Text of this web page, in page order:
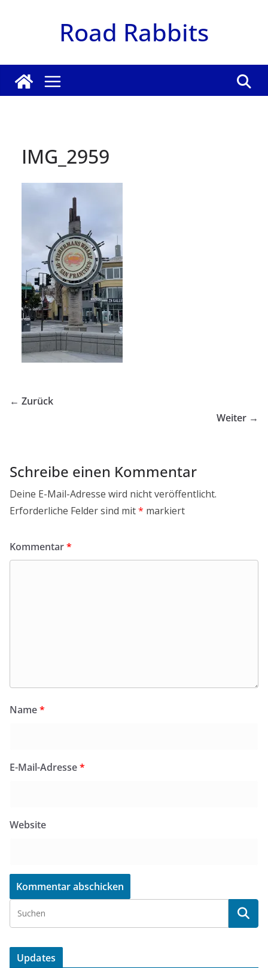
Road Rabbits
IMG_2959
← Zurück
Weiter →
Schreibe einen Kommentar
Deine E-Mail-Adresse wird nicht veröffentlicht.
Erforderliche Felder sind mit* markiert
Kommentar*
Name*
E-Mail-Adresse*
Website
Updates